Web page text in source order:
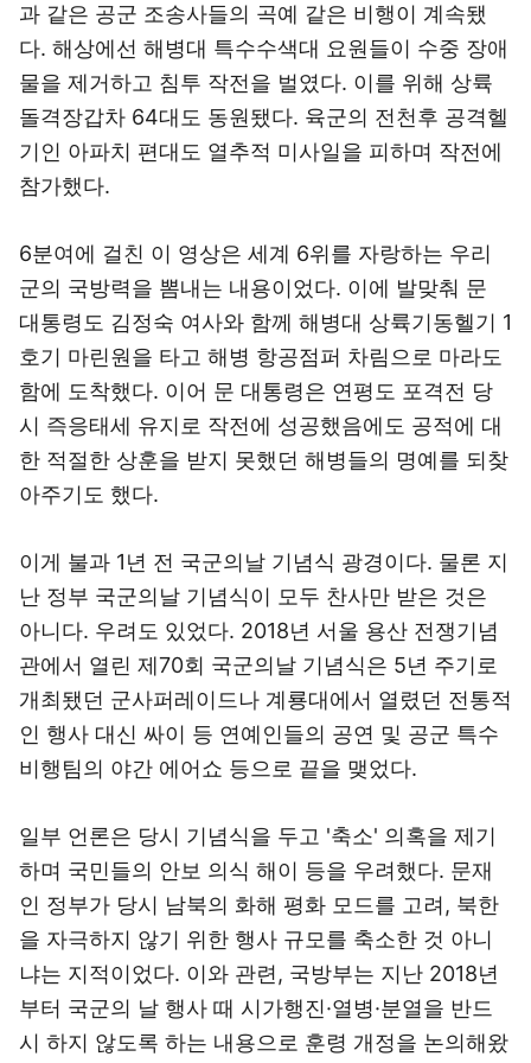
과 같은 공군 조송사들의 곡예 같은 비행이 계속됐
다. 해상에선 해병대 특수수색대 요원들이 수중 장애
물을 제거하고 침투 작전을 벌였다. 이를 위해 상륙
돌격장갑차 64대도 동원됐다. 육군의 전천후 공격헬
기인 아파치 편대도 열추적 미사일을 피하며 작전에
참가했다.
6분여에 걸친 이 영상은 세계 6위를 자랑하는 우리
군의 국방력을 뽐내는 내용이었다. 이에 발맞춰 문
대통령도 김정숙 여사와 함께 해병대 상륙기동헬기 1
호기 마린원을 타고 해병 항공점퍼 차림으로 마라도
함에 도착했다. 이어 문 대통령은 연평도 포격전 당
시 즉응태세 유지로 작전에 성공했음에도 공적에 대
한 적절한 상훈을 받지 못했던 해병들의 명예를 되찾
아주기도 했다.
이게 불과 1년 전 국군의날 기념식 광경이다. 물론 지
난 정부 국군의날 기념식이 모두 찬사만 받은 것은
아니다. 우려도 있었다. 2018년 서울 용산 전쟁기념
관에서 열린 제70회 국군의날 기념식은 5년 주기로
개최됐던 군사퍼레이드나 계룡대에서 열렸던 전통적
인 행사 대신 싸이 등 연예인들의 공연 및 공군 특수
비행팀의 야간 에어쇼 등으로 끝을 맺었다.
일부 언론은 당시 기념식을 두고 '축소' 의혹을 제기
하며 국민들의 안보 의식 해이 등을 우려했다. 문재
인 정부가 당시 남북의 화해 평화 모드를 고려, 북한
을 자극하지 않기 위한 행사 규모를 축소한 것 아니
냐는 지적이었다. 이와 관련, 국방부는 지난 2018년
부터 국군의 날 행사 때 시가행진·열병·분열을 반드
시 하지 않도록 하는 내용으로 훈령 개정을 논의해왔